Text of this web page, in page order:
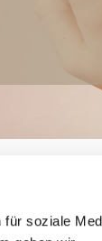
für soziale